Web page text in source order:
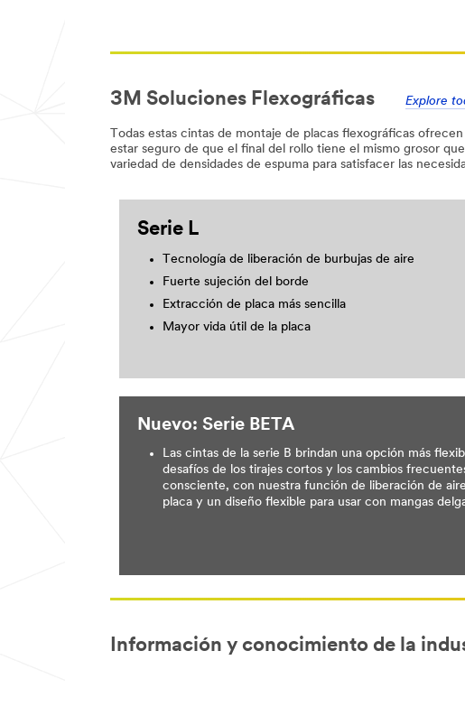
3M Soluciones Flexográficas Explore
Todas estas cintas de montaje de placas flexográficas
estar seguro de que el final del rollo tiene el mismo grosor
variedad de densidades de espuma para satisfacer las
Serie L
Tecnología de liberación de burbujas de aire
Fuerte sujeción del borde
Extracción de placa más sencilla
Mayor vida útil de la placa
Nuevo: Serie BETA
Las cintas de la serie B brindan una opción más
desafíos de los tirajes cortos y los cambios
consciente, con nuestra función de liberación de
placa y un diseño flexible para usar con mangas
Información y conocimiento de la